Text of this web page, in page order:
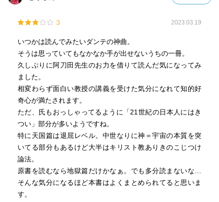
梯」を昇るとさらに神に近づく。最上の第十天の至高天が
いる。その愛が宇宙を動かしている。
第十天・至高天の最奥部は、光り輝き回転する薔薇。阿刀
田高は「円形劇場」としています。うんうん。その最奥部
が「神の愛、神の光、三位一体」で、それが宇宙を動かす
元。そこは実体も想念も混じってただ概念だけ。
【全体的に】
❐科学的描写
・地獄、煉獄、極楽へ行く死者は、生きている頃の姿も記
憶も持っているし、地獄の責め苦は実体として苦痛だが、
霊的な存在なので肉体の重みはなく影も持たない。
生きているまま地獄、煉獄、天国を巡るダンテは、船に乗
ったり歩いたりすれば重みで船や道の石揺れるし、太陽の
光を浴びれば影ができる。そこで死者たちは「こいつ影が
ここでもダンテの質問に対し、ベアトリーチェがキリスト
（多くの知恵や教えがあるが、キリスト教の知識が乏しい
ため割愛）
ダンテは現世を天上を比較し、
神を忘れて法律を学び、神に背いて医学を学んでいる……
略奪に耽り、俗事に染まり、快楽を貪り、快悦に溺れてい
る
…と批判する
そしてダンテは神への感謝の気持ちでいっぱいになる
キリスト教の要素が非常に強いため理解はなかなか難しい
クライマックスは天国の最奥の場所でダンテはとうとう神
を見る（見るけど、自分の感性が至上の高貴を捉えきれ
ず、感激に圧倒されすぎて記憶がとりとめない、また筆舌
も及ばないことも嘆いており、兎にも角にもダンテがそん
な具合なのでこちらも伝えようがない）
3 2023.03.19
いつかは読んでみたいダンテの神曲。
そうは思っていてもなかなか手が出せないうちの一冊。
久しぶりに阿刀田先生のお力を借りて読んだ気になってみ
ました。
相変わらず面白い教授の講義を受けた気分になれて知的好
奇心が満たされます。
ただ、氏もおっしゃってるように「21世紀の日本人にはき
つい」部分が多いようですね。
特に天国篇は退屈レベル。中世なりに神＝宇宙の本質を突
いてる部分もあるけど大半はキリスト教ありきのこじつけ
論法。
原書を読むなら地獄篇だけかなぁ。でも多分読まないな…
そんな気分になるほど本書はよくまとめられてると思いま
す。